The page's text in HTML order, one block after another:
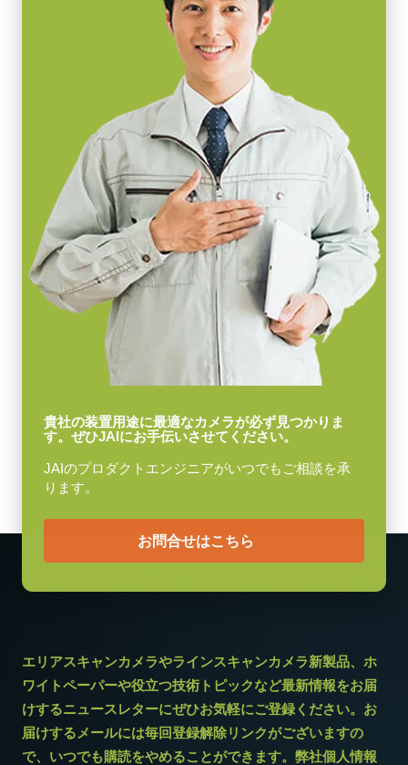
貴社の装置用途に最適なカメラが必ず見つかりま
す。ぜひJAIにお手伝いさせてください。
JAIのプロダクトエンジニアがいつでもご相談を承
ります。
お問合せはこちら
エリアスキャンカメラやラインスキャンカメラ新製品、ホ
ワイトペーパーや役立つ技術トピックなど最新情報をお届
けするニュースレターにぜひお気軽にご登録ください。お
届けするメールには毎回登録解除リンクがございますの
で、いつでも購読をやめることができます。弊社個人情報